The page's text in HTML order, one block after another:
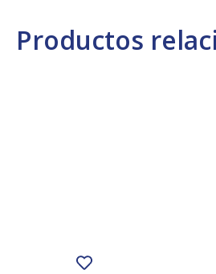
Productos